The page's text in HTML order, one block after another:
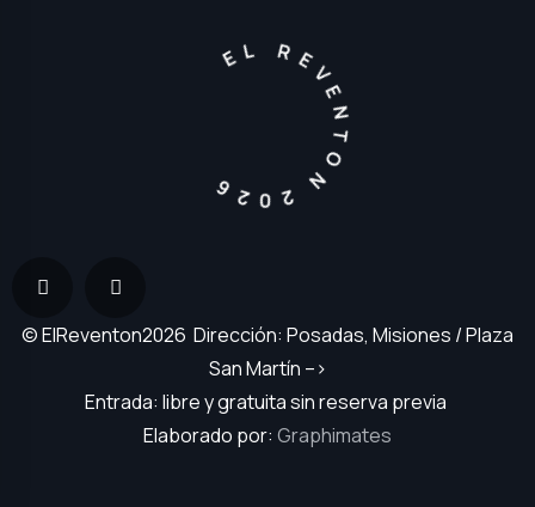
EL REVENTON 2026
© ElReventon2026 Dirección: Posadas, Misiones / Plaza
San Martín –>
Entrada: libre y gratuita sin reserva previa
Elaborado por: Graphimates